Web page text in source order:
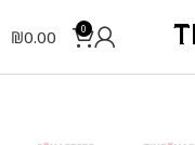
0
₪0.00